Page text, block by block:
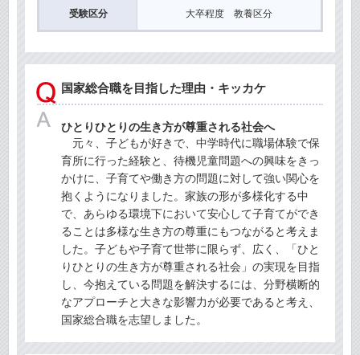
受験区分 大卒程度 教養区分
国家総合職を目指した理由・キッカケ
ひとりひとりの生き方が尊重される社会へ
元々、子どもが好きで、中学時代に職場体験で保
育所に行った経験と、待機児童問題への興味をきっ
かけに、子育てや働き方の問題に対して強い関心を
抱くようになりました。家族の形が多様化する中
で、あらゆる環境下において安心して子育てができ
ることは多様な生き方の尊重にもつながると考えま
した。子どもや子育て世帯に限らず、広く、「ひと
りひとりの生き方が尊重される社会」の実現を目指
し、今抱えている問題を解決するには、分野横断的
なアプローチと大きな影響力が必要であると考え、
国家総合職を志望しました。